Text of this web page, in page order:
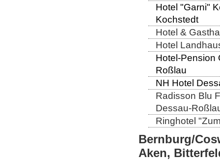
Hotel "Garni"
Kochstedt
Hotel &
Hotel
Hotel-Pension
Roßlau
NH Hotel
Radisson Blu
Dessau-
Ringhotel
Bernburg/
Aken,